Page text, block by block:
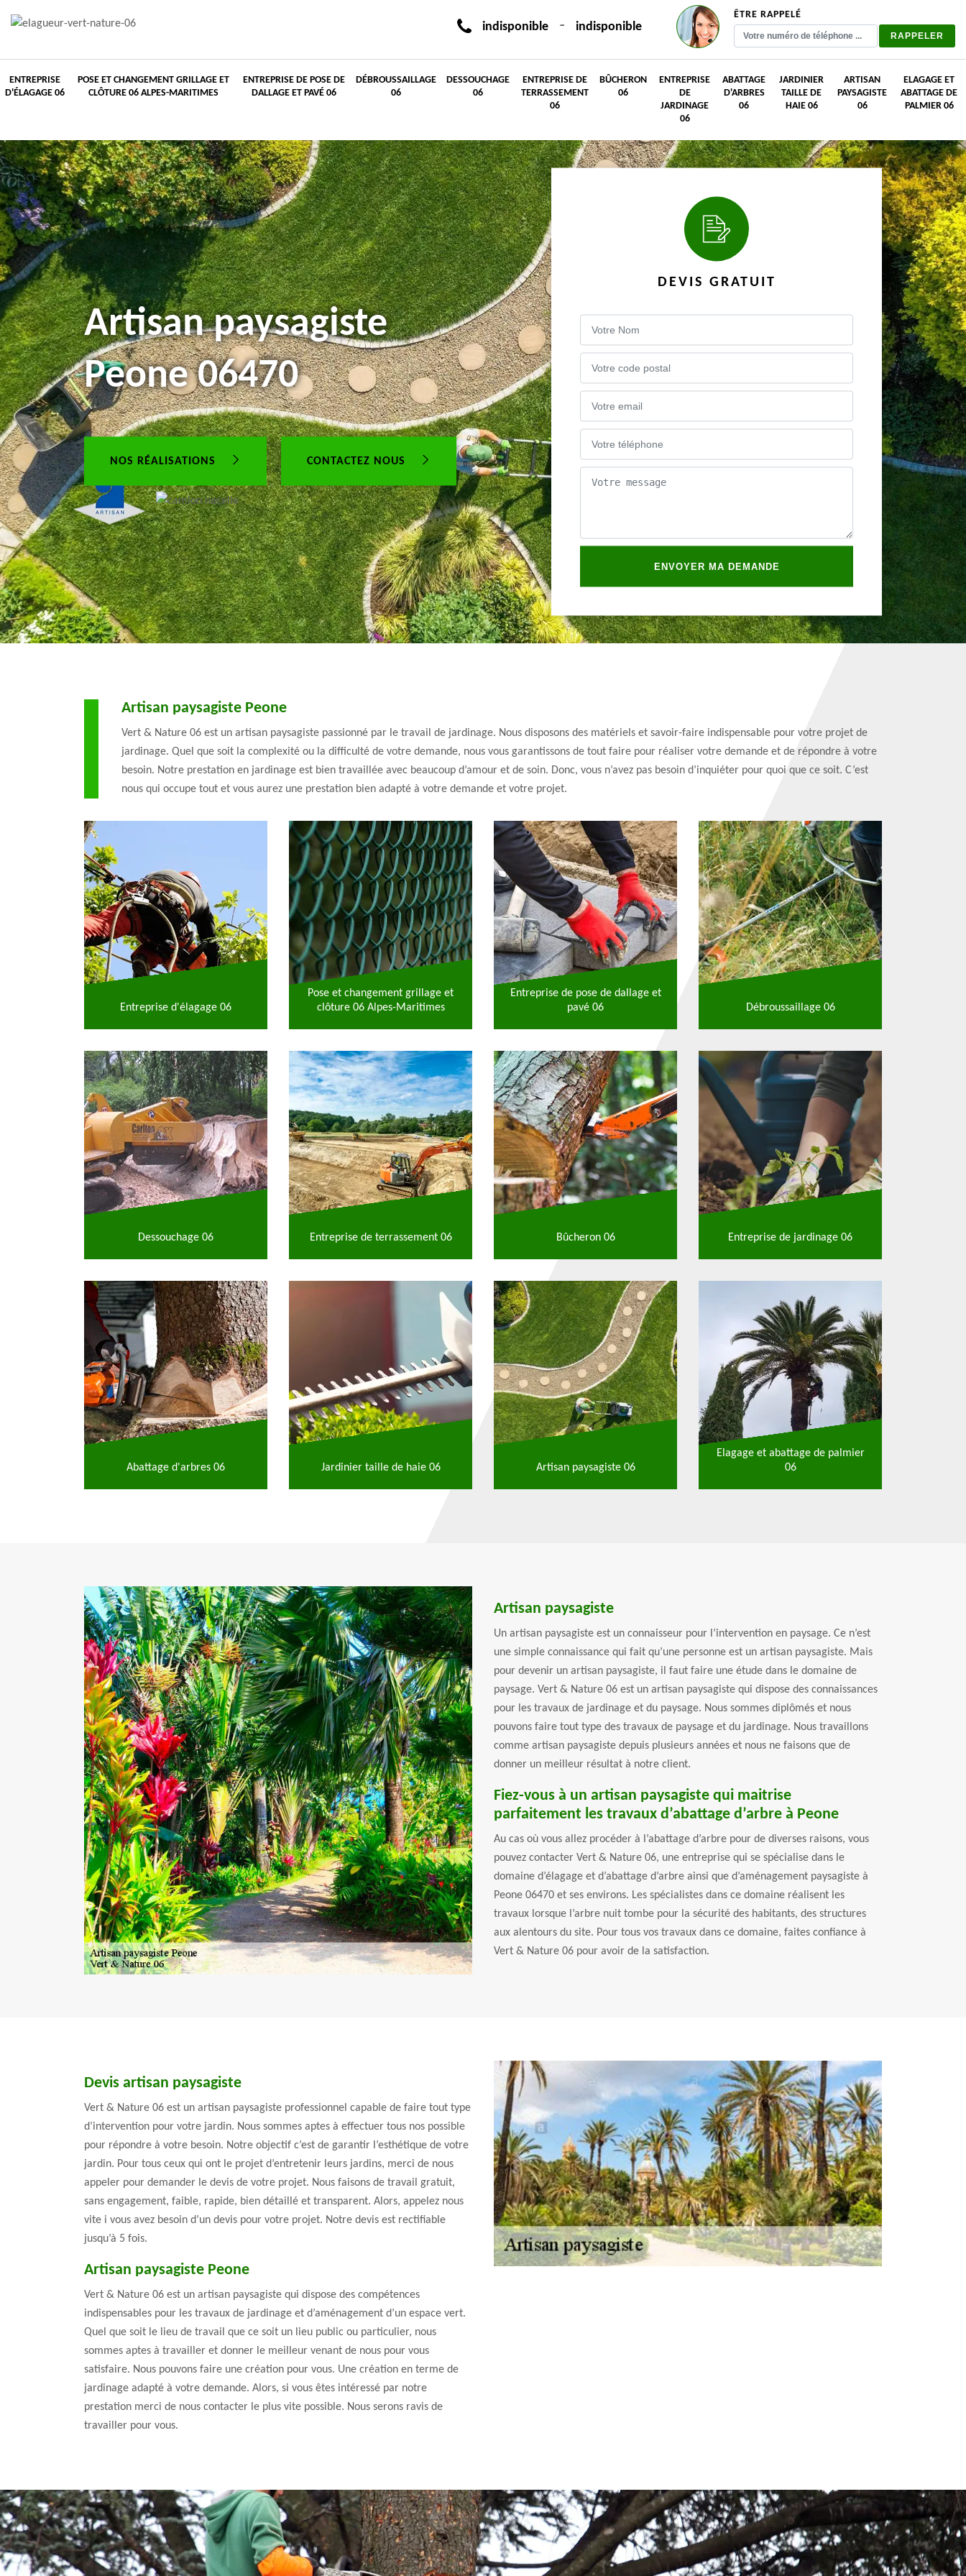
indisponible - indisponible
ÊTRE RAPPELÉ
ENTREPRISE
D'ÉLAGAGE 06
POSE ET CHANGEMENT GRILLAGE ET
CLÔTURE 06 ALPES-MARITIMES
ENTREPRISE DE POSE DE
DALLAGE ET PAVÉ 06
DÉBROUSSAILLAGE
06
DESSOUCHAGE
06
ENTREPRISE DE
TERRASSEMENT
06
BÛCHERON
06
ENTREPRISE
DE
JARDINAGE
06
ABATTAGE
D'ARBRES
06
JARDINIER
TAILLE DE
HAIE 06
ARTISAN
PAYSAGISTE
06
ELAGAGE ET
ABATTAGE DE
PALMIER 06
Artisan paysagiste
Peone 06470
NOS RÉALISATIONS CONTACTEZ NOUS
DEVIS GRATUIT
Artisan paysagiste Peone
Vert & Nature 06 est un artisan paysagiste passionné par le travail de jardinage. Nous disposons des matériels et savoir-faire indispensable pour votre projet de
jardinage. Quel que soit la complexité ou la difficulté de votre demande, nous vous garantissons de tout faire pour réaliser votre demande et de répondre à votre
besoin. Notre prestation en jardinage est bien travaillée avec beaucoup d’amour et de soin. Donc, vous n’avez pas besoin d’inquiéter pour quoi que ce soit. C’est
nous qui occupe tout et vous aurez une prestation bien adapté à votre demande et votre projet.
Entreprise d'élagage 06
Pose et changement grillage et
clôture 06 Alpes-Maritimes
Entreprise de pose de dallage et
pavé 06
Débroussaillage 06
Dessouchage 06 Entreprise de terrassement 06 Bûcheron 06 Entreprise de jardinage 06
Abattage d'arbres 06 Jardinier taille de haie 06 Artisan paysagiste 06
Elagage et abattage de palmier
06
Artisan paysagiste
Un artisan paysagiste est un connaisseur pour l’intervention en paysage. Ce n’est
une simple connaissance qui fait qu’une personne est un artisan paysagiste. Mais
pour devenir un artisan paysagiste, il faut faire une étude dans le domaine de
paysage. Vert & Nature 06 est un artisan paysagiste qui dispose des connaissances
pour les travaux de jardinage et du paysage. Nous sommes diplômés et nous
pouvons faire tout type des travaux de paysage et du jardinage. Nous travaillons
comme artisan paysagiste depuis plusieurs années et nous ne faisons que de
donner un meilleur résultat à notre client.
Fiez-vous à un artisan paysagiste qui maitrise
parfaitement les travaux d’abattage d’arbre à Peone
Au cas où vous allez procéder à l’abattage d’arbre pour de diverses raisons, vous
pouvez contacter Vert & Nature 06, une entreprise qui se spécialise dans le
domaine d’élagage et d’abattage d’arbre ainsi que d’aménagement paysagiste à
Peone 06470 et ses environs. Les spécialistes dans ce domaine réalisent les
travaux lorsque l’arbre nuit tombe pour la sécurité des habitants, des structures
aux alentours du site. Pour tous vos travaux dans ce domaine, faites confiance à
Vert & Nature 06 pour avoir de la satisfaction.
Devis artisan paysagiste
Vert & Nature 06 est un artisan paysagiste professionnel capable de faire tout type
d’intervention pour votre jardin. Nous sommes aptes à effectuer tous nos possible
pour répondre à votre besoin. Notre objectif c’est de garantir l’esthétique de votre
jardin. Pour tous ceux qui ont le projet d’entretenir leurs jardins, merci de nous
appeler pour demander le devis de votre projet. Nous faisons de travail gratuit,
sans engagement, faible, rapide, bien détaillé et transparent. Alors, appelez nous
vite i vous avez besoin d’un devis pour votre projet. Notre devis est rectifiable
jusqu’à 5 fois.
Artisan paysagiste Peone
Vert & Nature 06 est un artisan paysagiste qui dispose des compétences
indispensables pour les travaux de jardinage et d’aménagement d’un espace vert.
Quel que soit le lieu de travail que ce soit un lieu public ou particulier, nous
sommes aptes à travailler et donner le meilleur venant de nous pour vous
satisfaire. Nous pouvons faire une création pour vous. Une création en terme de
jardinage adapté à votre demande. Alors, si vous êtes intéressé par notre
prestation merci de nous contacter le plus vite possible. Nous serons ravis de
travailler pour vous.